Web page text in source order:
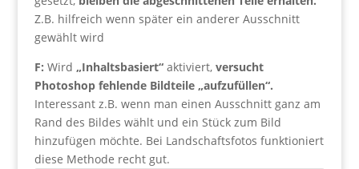
Z.B. hilfreich wenn später ein anderer Ausschnitt
gewählt wird
F: Wird „Inhaltsbasiert“aktiviert, versucht
Photoshop fehlende Bildteile „aufzufüllen“.
Interessant z.B. wenn man einen Ausschnitt ganz am
Rand des Bildes wählt und ein Stück zum Bild
hinzufügen möchte. Bei Landschaftsfotos funktioniert
diese Methode recht gut.